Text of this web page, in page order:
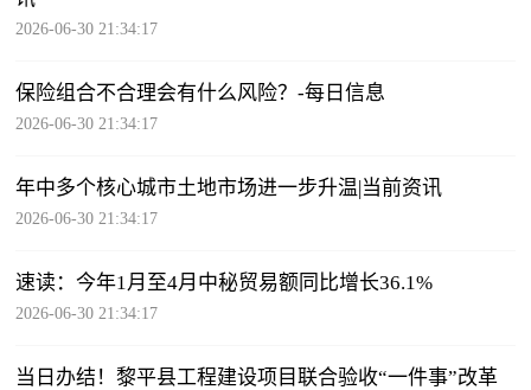
2026-06-30 21:34:17
保险组合不合理会有什么风险？-每日信息
2026-06-30 21:34:17
年中多个核心城市土地市场进一步升温|当前资讯
2026-06-30 21:34:17
速读：今年1月至4月中秘贸易额同比增长36.1%
2026-06-30 21:34:17
当日办结！黎平县工程建设项目联合验收“一件事”改革